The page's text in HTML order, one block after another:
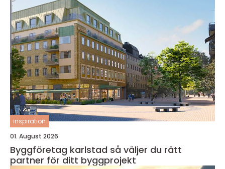
inspiration
01. August 2026
Byggföretag karlstad så väljer du rätt
partner för ditt byggprojekt